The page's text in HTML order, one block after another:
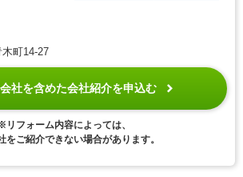
町14‐27
社を含めた会社紹介を申込む
リフォーム内容によっては、
をご紹介できない場合があります。